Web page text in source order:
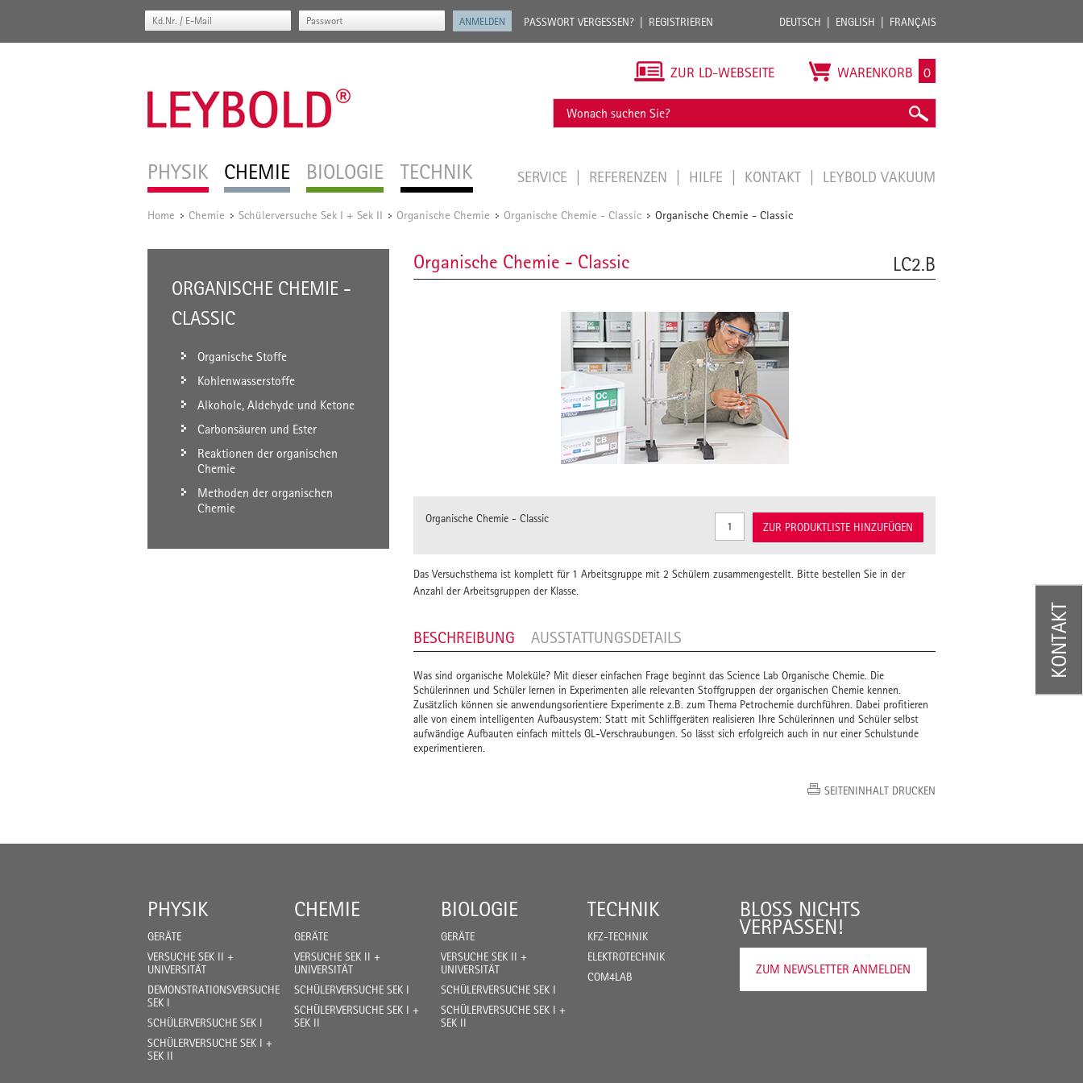
PASSWORT VERGESSEN? REGISTRIEREN DEUTSCH ENGLISH FRANÇAIS
PHYSIK CHEMIE BIOLOGIE TECHNIK
ZUR LD-WEBSEITE WARENKORB 0
SERVICE REFERENZEN HILFE KONTAKT LEYBOLD VAKUUM
Home / Chemie / Schülerversuche Sek I + Sek II / Organische Chemie / Organische Chemie - Classic / Organische Chemie - Classic
ORGANISCHE CHEMIE -
CLASSIC
Organische Stoffe
Kohlenwasserstoffe
Alkohole, Aldehyde und Ketone
Carbonsäuren und Ester
Reaktionen der organischen
Chemie
Methoden der organischen
Chemie
Organische Chemie - Classic LC2.B
Organische Chemie - Classic
ZUR PRODUKTLISTE HINZUFÜGEN
Das Versuchsthema ist komplett für 1 Arbeitsgruppe mit 2 Schülern zusammengestellt. Bitte bestellen Sie in der
Anzahl der Arbeitsgruppen der Klasse.
BESCHREIBUNG AUSSTATTUNGSDETAILS
Was sind organische Moleküle? Mit dieser einfachen Frage beginnt das Science Lab Organische Chemie. Die
Schülerinnen und Schüler lernen in Experimenten alle relevanten Stoffgruppen der organischen Chemie kennen.
Zusätzlich können sie anwendungsorientiere Experimente z.B. zum Thema Petrochemie durchführen. Dabei profitieren
alle von einem intelligenten Aufbausystem: Statt mit Schliffgeräten realisieren Ihre Schülerinnen und Schüler selbst
aufwändige Aufbauten einfach mittels GL-Verschraubungen. So lässt sich erfolgreich auch in nur einer Schulstunde
experimentieren.
SEITENINHALT DRUCKEN
PHYSIK
GERÄTE
VERSUCHE SEK II +
UNIVERSITÄT
DEMONSTRATIONSVERSUCHE
SEK I
SCHÜLERVERSUCHE SEK I
SCHÜLERVERSUCHE SEK I +
SEK II
CHEMIE
GERÄTE
VERSUCHE SEK II +
UNIVERSITÄT
SCHÜLERVERSUCHE SEK I
SCHÜLERVERSUCHE SEK I +
SEK II
BIOLOGIE
GERÄTE
VERSUCHE SEK II +
UNIVERSITÄT
SCHÜLERVERSUCHE SEK I
SCHÜLERVERSUCHE SEK I +
SEK II
TECHNIK
KFZ-TECHNIK
ELEKTROTECHNIK
COM4LAB
BLOSS NICHTS V
ERPASSEN!
ZUM NEWSLETTER ANMELDEN
KONTAKT